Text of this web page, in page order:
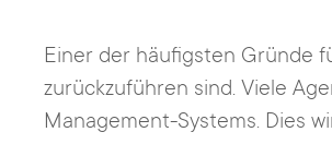
Einer der häufigsten Gründe
zurückzuführen sind. Viele
Management-Systems. Dies